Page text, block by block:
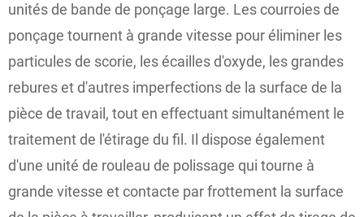
unités de bande de ponçage large. Les courroies de
ponçage tournent à grande vitesse pour éliminer les
particules de scorie, les écailles d'oxyde, les grandes
rebures et d'autres imperfections de la surface de la
pièce de travail, tout en effectuant simultanément le
traitement de l'étirage du fil. Il dispose également
d'une unité de rouleau de polissage qui tourne à
grande vitesse et contacte par frottement la surface